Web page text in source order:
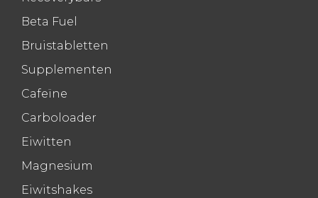
Beta Fuel
Bruistabletten
Supplementen
Cafeïne
Carboloader
Eiwitten
Magnesium
Eiwitshakes